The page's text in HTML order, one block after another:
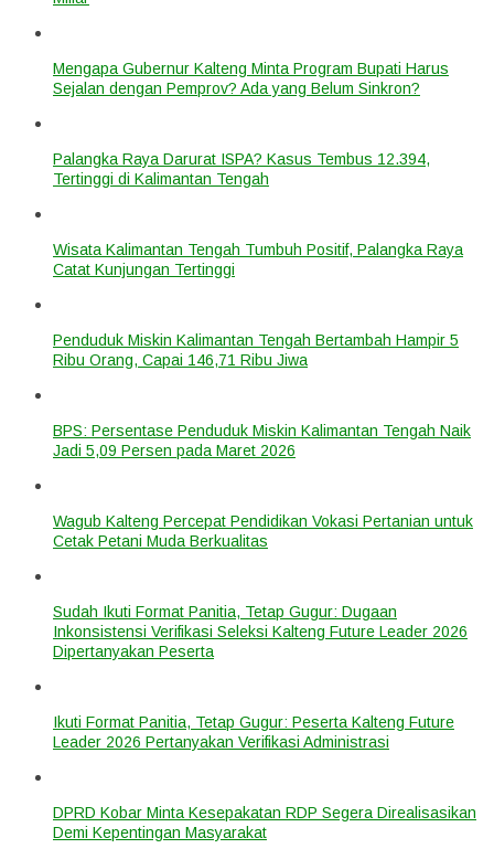
Mengapa Gubernur Kalteng Minta Program Bupati Harus
Sejalan dengan Pemprov? Ada yang Belum Sinkron?
Palangka Raya Darurat ISPA? Kasus Tembus 12.394,
Tertinggi di Kalimantan Tengah
Wisata Kalimantan Tengah Tumbuh Positif, Palangka Raya
Catat Kunjungan Tertinggi
Penduduk Miskin Kalimantan Tengah Bertambah Hampir 5
Ribu Orang, Capai 146,71 Ribu Jiwa
BPS: Persentase Penduduk Miskin Kalimantan Tengah Naik
Jadi 5,09 Persen pada Maret 2026
Wagub Kalteng Percepat Pendidikan Vokasi Pertanian untuk
Cetak Petani Muda Berkualitas
Sudah Ikuti Format Panitia, Tetap Gugur: Dugaan
Inkonsistensi Verifikasi Seleksi Kalteng Future Leader 2026
Dipertanyakan Peserta
Ikuti Format Panitia, Tetap Gugur: Peserta Kalteng Future
Leader 2026 Pertanyakan Verifikasi Administrasi
DPRD Kobar Minta Kesepakatan RDP Segera Direalisasikan
Demi Kepentingan Masyarakat